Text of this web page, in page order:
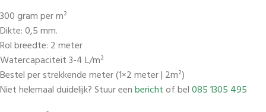
300 gram per m²
Dikte: 0,5 mm.
Rol breedte: 2 meter
Watercapaciteit 3-4 L/m²
Bestel per strekkende meter (1×2 meter | 2m²)
Niet helemaal duidelijk? Stuur eenberichtof bel085 1305 495